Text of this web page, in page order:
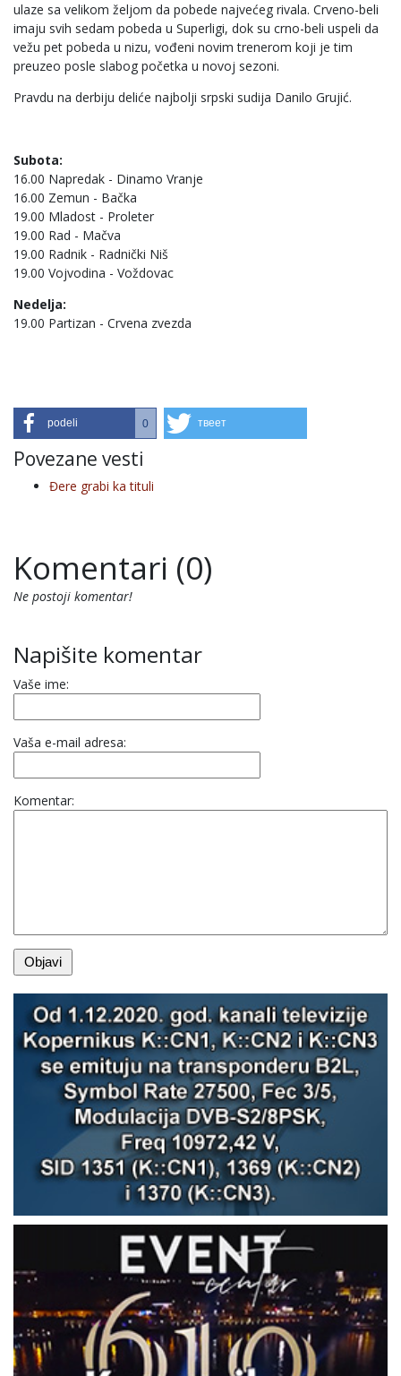
ulaze sa velikom željom da pobede najvećeg rivala. Crveno-beli
imaju svih sedam pobeda u Superligi, dok su crno-beli uspeli da
vežu pet pobeda u nizu, vođeni novim trenerom koji je tim
preuzeo posle slabog početka u novoj sezoni.
Pravdu na derbiju deliće najbolji srpski sudija Danilo Grujić.
Subota:
16.00 Napredak - Dinamo Vranje
16.00 Zemun - Bačka
19.00 Mladost - Proleter
19.00 Rad - Mačva
19.00 Radnik - Radnički Niš
19.00 Vojvodina - Voždovac
Nedelja:
19.00 Partizan - Crvena zvezda
podeli 0 твеет
Povezane vesti
Đere grabi ka tituli
Komentari (0)
Ne postoji komentar!
Napišite komentar
Vaše ime:
Vaša e-mail adresa:
Komentar: